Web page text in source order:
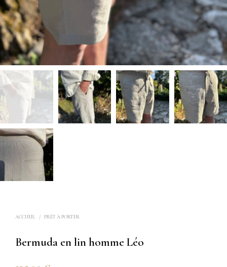
ACCUEIL / PRÊT À PORTER
Bermuda en lin homme Léo